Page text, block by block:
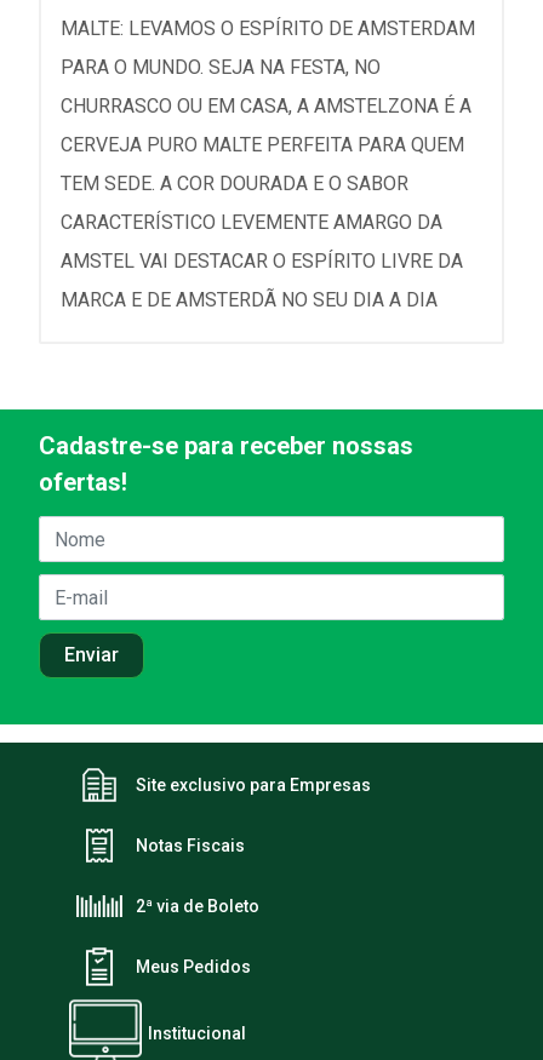
MALTE: LEVAMOS O ESPÍRITO DE AMSTERDAM
PARA O MUNDO. SEJA NA FESTA, NO
CHURRASCO OU EM CASA, A AMSTELZONA É A
CERVEJA PURO MALTE PERFEITA PARA QUEM
TEM SEDE. A COR DOURADA E O SABOR
CARACTERÍSTICO LEVEMENTE AMARGO DA
AMSTEL VAI DESTACAR O ESPÍRITO LIVRE DA
MARCA E DE AMSTERDÃ NO SEU DIA A DIA
Cadastre-se para receber nossas
ofertas!
Site exclusivo para Empresas
Notas Fiscais
2ª via de Boleto
Meus Pedidos
Institucional